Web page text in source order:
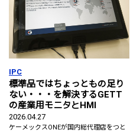
IPC
標準品ではちょっともの足り
ない・・・を解決するGETT
の産業用モニタとHMI
2026.04.27
ケーメックスONEが国内総代理店をつと